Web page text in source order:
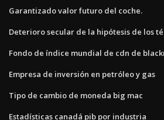
Garantizado valor futuro del coche.
Deterioro secular de la hipótesis de los
Fondo de índice mundial de cdn de
Empresa de inversión en petróleo y gas
Tipo de cambio de moneda big mac
Estadísticas canadá pib por industria